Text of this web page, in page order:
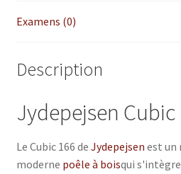
Examens (0)
Description
Jydepejsen Cubic
Le Cubic 166 de Jydepejsen est un
moderne poêle à boisqui